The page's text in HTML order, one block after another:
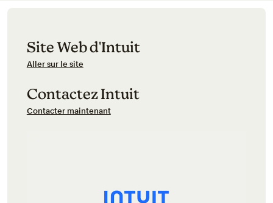
Site Web d'Intuit
Aller sur le site
Contactez Intuit
Contacter maintenant